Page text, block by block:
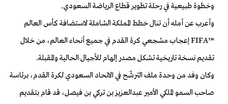
وخطوة طبيعية في رحلة تطوير قطاع الرياضة السعودي.
وأعرب عن أمله أن تنال خطط المملكة الشاملة لاستضافة كأس العالم
™FIFA إعجاب مشجعي كرة القدم في جميع أنحاء العالم، من خلال
تقديم نسخة تاريخية تشكل مصدر إلهام للأجيال الحالية والمقبلة.
وكان وفد من وحدة ملف الترشّح في الاتحاد السعودي لكرة القدم، برئاسة
صاحب السمو الملكي الأمير عبدالعزيز بن تركي بن فيصل، قد قام بتقديم